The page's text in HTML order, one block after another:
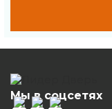
Мы в соцсетях